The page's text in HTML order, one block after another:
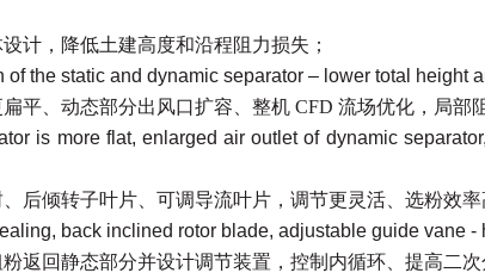
计，降低土建高度和沿程阻力损失；
of the static and dynamic separator – lower total height
平、动态部分出风口扩容、整机 CFD 流场优化，局部
is more flat, enlarged air outlet of dynamic
后倾转子叶片、可调导流叶片，调节更灵活、选粉效率
back inclined rotor blade, adjustable guide vane -
返回静态部分并设计调节装置，控制内循环、提高二次